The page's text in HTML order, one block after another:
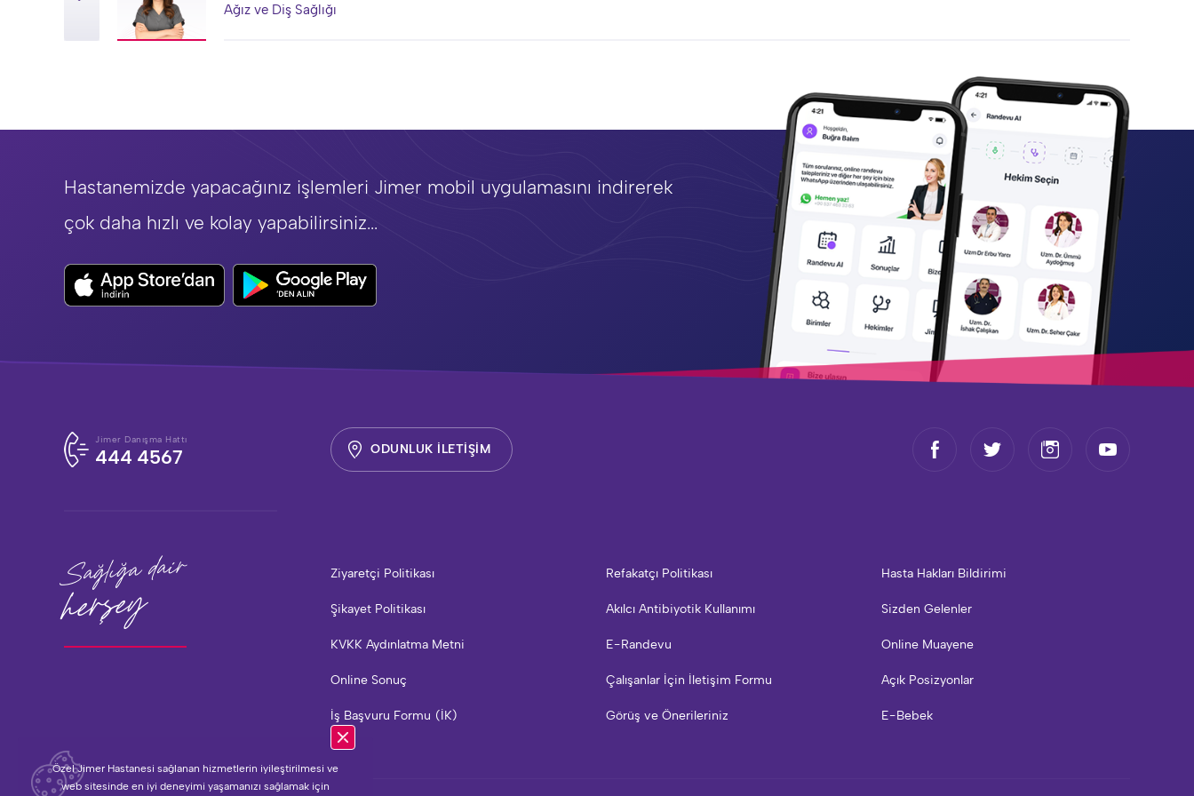
Ağız ve Diş Sağlığı
Hastanemizde yapacağınız işlemleri Jimer mobil uygulamasını indirerek
çok daha hızlı ve kolay yapabilirsiniz...
Jimer Danışma Hattı
444 4567 ODUNLUK İLETİŞİM
Sağlığa dair
herşey
Ziyaretçi Politikası Refakatçı Politikası Hasta Hakları Bildirimi
Şikayet Politikası Akılcı Antibiyotik Kullanımı Sizden Gelenler
KVKK Aydınlatma Metni E-Randevu Online Muayene
Online Sonuç Çalışanlar İçin İletişim Formu Açık Posizyonlar
İş Başvuru Formu (İK) Görüş ve Önerileriniz E-Bebek
Özel Jimer Hastanesi sağlanan hizmetlerin iyileştirilmesi ve
web sitesinde en iyi deneyimi yaşamanızı sağlamak için